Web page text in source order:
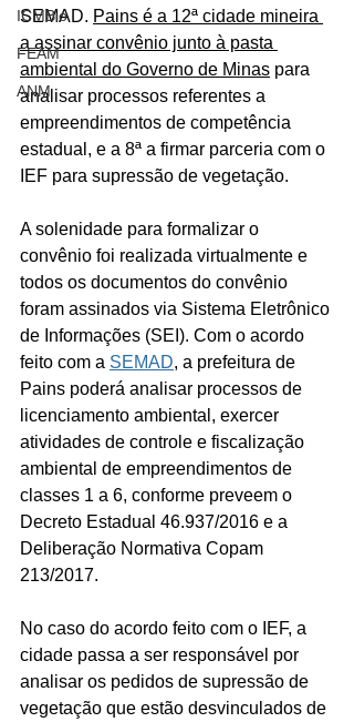
ICMBio
FEAM
ANM
SEMAD. Pains é a 12ª cidade mineira
a assinar convênio junto à pasta
ambiental do Governo de Minas para
analisar processos referentes a
empreendimentos de competência
estadual, e a 8ª a firmar parceria com o
IEF para supressão de vegetação.
A solenidade para formalizar o
convênio foi realizada virtualmente e
todos os documentos do convênio
foram assinados via Sistema Eletrônico
de Informações (SEI). Com o acordo
feito com a SEMAD, a prefeitura de
Pains poderá analisar processos de
licenciamento ambiental, exercer
atividades de controle e fiscalização
ambiental de empreendimentos de
classes 1 a 6, conforme preveem o
Decreto Estadual 46.937/2016 e a
Deliberação Normativa Copam
213/2017.
No caso do acordo feito com o IEF, a
cidade passa a ser responsável por
analisar os pedidos de supressão de
vegetação que estão desvinculados de